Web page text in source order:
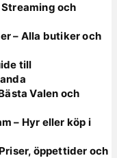
Streaming och
– Alla butiker och
till
Valen och
– Hyr eller köp i
öppettider och